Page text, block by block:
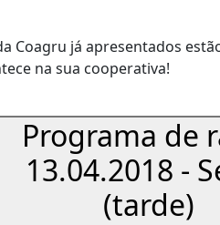
Coagru já apresentados
na sua cooperativa!
Programa de
13.04.2018 -
(tarde)